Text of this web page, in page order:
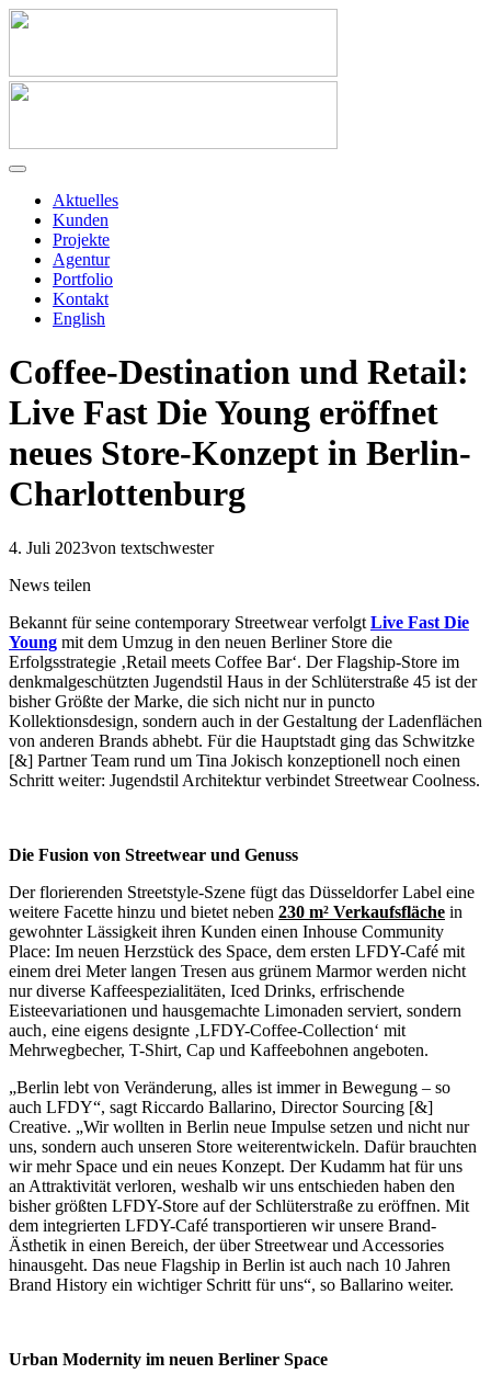
Aktuelles
Kunden
Projekte
Agentur
Portfolio
Kontakt
English
Coffee-Destination und Retail:
Live Fast Die Young eröffnet
neues Store-Konzept in Berlin-
Charlottenburg
4. Juli 2023von textschwester
News teilen
Bekannt für seine contemporary Streetwear verfolgt Live Fast Die
Young mit dem Umzug in den neuen Berliner Store die
Erfolgsstrategie ‚Retail meets Coffee Bar‘. Der Flagship-Store im
denkmalgeschützten Jugendstil Haus in der Schlüterstraße 45 ist der
bisher Größte der Marke, die sich nicht nur in puncto
Kollektionsdesign, sondern auch in der Gestaltung der Ladenflächen
von anderen Brands abhebt. Für die Hauptstadt ging das Schwitzke
[&] Partner Team rund um Tina Jokisch konzeptionell noch einen
Schritt weiter: Jugendstil Architektur verbindet Streetwear Coolness.
Die Fusion von Streetwear und Genuss
Der florierenden Streetstyle-Szene fügt das Düsseldorfer Label eine
weitere Facette hinzu und bietet neben 230 m² Verkaufsfläche in
gewohnter Lässigkeit ihren Kunden einen Inhouse Community
Place: Im neuen Herzstück des Space, dem ersten LFDY-Café mit
einem drei Meter langen Tresen aus grünem Marmor werden nicht
nur diverse Kaffeespezialitäten, Iced Drinks, erfrischende
Eisteevariationen und hausgemachte Limonaden serviert, sondern
auch‚ eine eigens designte ‚LFDY-Coffee-Collection‘ mit
Mehrwegbecher, T-Shirt, Cap und Kaffeebohnen angeboten.
„Berlin lebt von Veränderung, alles ist immer in Bewegung – so
auch LFDY“, sagt Riccardo Ballarino, Director Sourcing [&]
Creative. „Wir wollten in Berlin neue Impulse setzen und nicht nur
uns, sondern auch unseren Store weiterentwickeln. Dafür brauchten
wir mehr Space und ein neues Konzept. Der Kudamm hat für uns
an Attraktivität verloren, weshalb wir uns entschieden haben den
bisher größten LFDY-Store auf der Schlüterstraße zu eröffnen. Mit
dem integrierten LFDY-Café transportieren wir unsere Brand-
Ästhetik in einen Bereich, der über Streetwear und Accessories
hinausgeht. Das neue Flagship in Berlin ist auch nach 10 Jahren
Brand History ein wichtiger Schritt für uns“, so Ballarino weiter.
Urban Modernity im neuen Berliner Space